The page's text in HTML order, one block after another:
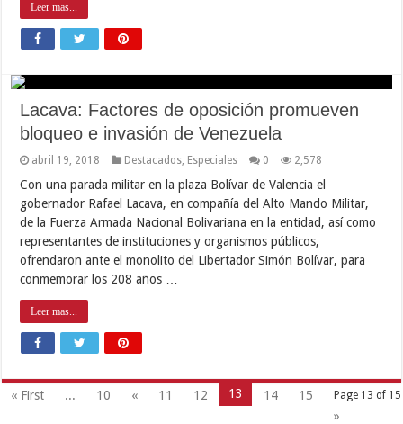
Leer mas...
Lacava: Factores de oposición promueven
bloqueo e invasión de Venezuela
abril 19, 2018 Destacados Especiales 0 2,578
Con una parada militar en la plaza Bolívar de Valencia el
gobernador Rafael Lacava, en compañía del Alto Mando Militar,
de la Fuerza Armada Nacional Bolivariana en la entidad, así como
representantes de instituciones y organismos públicos,
ofrendaron ante el monolito del Libertador Simón Bolívar, para
conmemorar los 208 años …
Leer mas...
Page 13 of 15
« First ... 10 « 11 12 13 14
15
»